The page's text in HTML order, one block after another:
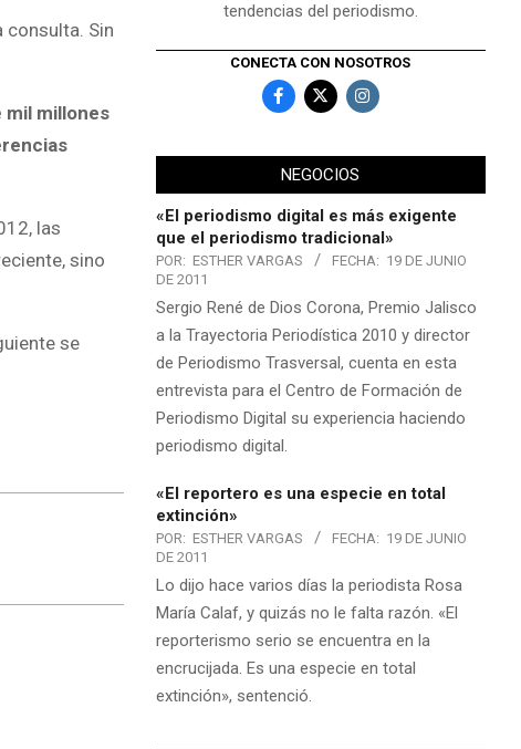
Sin
mil millones
las
sino
se
tendencias del periodismo.
CONECTA CON NOSOTROS
NEGOCIOS
«El periodismo digital es más exigente
que el periodismo tradicional»
POR: ESTHER VARGAS FECHA: 19 DE JUNIO
DE 2011
Sergio René de Dios Corona, Premio Jalisco
a la Trayectoria Periodística 2010 y director
de Periodismo Trasversal, cuenta en esta
entrevista para el Centro de Formación de
Periodismo Digital su experiencia haciendo
periodismo digital.
«El reportero es una especie en total
extinción»
POR: ESTHER VARGAS FECHA: 19 DE JUNIO
DE 2011
Lo dijo hace varios días la periodista Rosa
María Calaf, y quizás no le falta razón. «El
reporterismo serio se encuentra en la
encrucijada. Es una especie en total
extinción», sentenció.